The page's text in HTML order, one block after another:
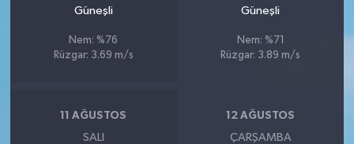
Güneşli
Nem: %76
Rüzgar: 3.69 m/s
Güneşli
Nem: %71
Rüzgar: 3.89 m/s
11 AĞUSTOS
SALI
12 AĞUSTOS
ÇARŞAMBA